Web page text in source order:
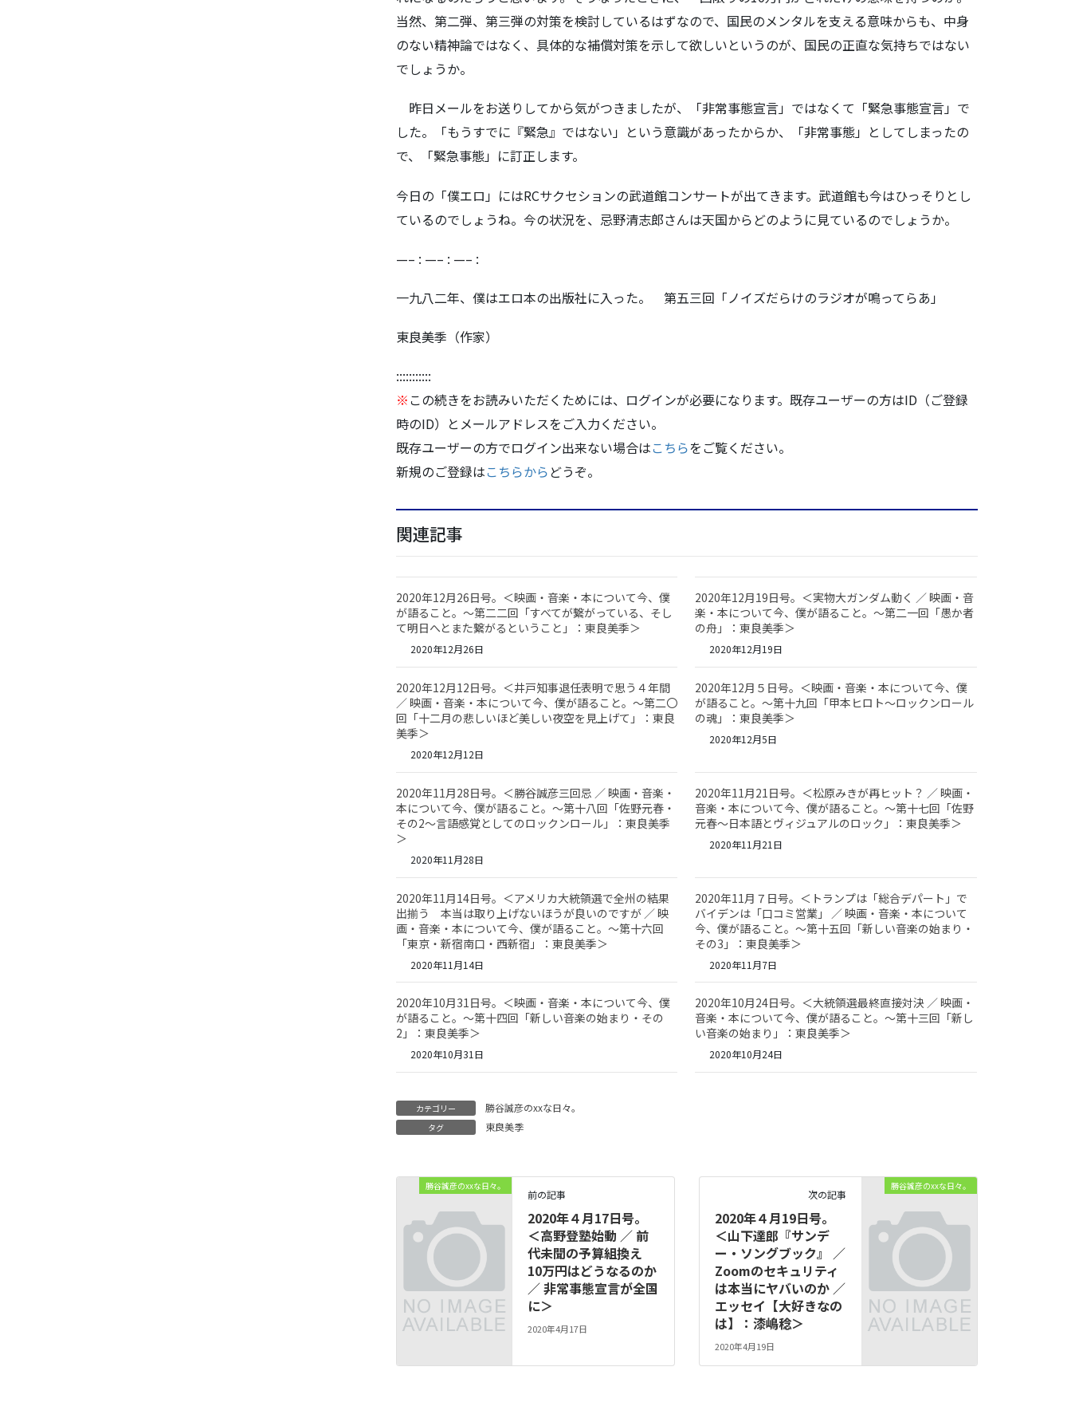
当然、第二弾、第三弾の対策を検討しているはずなので、国民のメンタルを支える意味からも、中身
のない精神論ではなく、具体的な補償対策を示して欲しいというのが、国民の正直な気持ちではない
でしょうか。
昨日メールをお送りしてから気がつきましたが、「非常事態宣言」ではなくて「緊急事態宣言」で
した。「もうすでに『緊急』ではない」という意識があったからか、「非常事態」としてしまったの
で、「緊急事態」に訂正します。
今日の「僕エロ」にはRCサクセションの武道館コンサートが出てきます。武道館も今はひっそりとし
ているのでしょうね。今の状況を、忌野清志郎さんは天国からどのように見ているのでしょうか。
—– : —– : —– :
一九八二年、僕はエロ本の出版社に入った。 第五三回「ノイズだらけのラジオが鳴ってらあ」
東良美季（作家）
:::::::::::
※ この続きをお読みいただくためには、ログインが必要になります。既存ユーザーの方はID（ご登録
時のID）とメールアドレスをご入力ください。
既存ユーザーの方でログイン出来ない場合はこちらをご覧ください。
新規のご登録はこちらから どうぞ。
関連記事
2020年12月26日号。＜映画・音楽・本について今、僕
が語ること。～第二二回「すべてが繋がっている、そし
て明日へとまた繋がるということ」：東良美季＞
2020年12月26日
2020年12月19日号。＜実物大ガンダム動く ／ 映画・音
楽・本について今、僕が語ること。～第二一回「愚か者
の舟」：東良美季＞
2020年12月19日
2020年12月12日号。＜井戸知事退任表明で思う４年間
／ 映画・音楽・本について今、僕が語ること。～第二〇
回「十二月の悲しいほど美しい夜空を見上げて」：東良
美季＞
2020年12月12日
2020年12月５日号。＜映画・音楽・本について今、僕
が語ること。～第十九回「甲本ヒロト～ロックンロール
の魂」：東良美季＞
2020年12月5日
2020年11月28日号。＜勝谷誠彦三回忌 ／ 映画・音楽・
本について今、僕が語ること。～第十八回「佐野元春・
その2～言語感覚としてのロックンロール」：東良美季
＞
2020年11月28日
2020年11月21日号。＜松原みきが再ヒット？ ／ 映画・
音楽・本について今、僕が語ること。～第十七回「佐野
元春～日本語とヴィジュアルのロック」：東良美季＞
2020年11月21日
2020年11月14日号。＜アメリカ大統領選で全州の結果
出揃う 本当は取り上げないほうが良いのですが ／ 映
画・音楽・本について今、僕が語ること。～第十六回
「東京・新宿南口・西新宿」：東良美季＞
2020年11月14日
2020年11月７日号。＜トランプは「総合デパート」で
バイデンは「口コミ営業」 ／ 映画・音楽・本について
今、僕が語ること。～第十五回「新しい音楽の始まり・
その3」：東良美季＞
2020年11月7日
2020年10月31日号。＜映画・音楽・本について今、僕
が語ること。～第十四回「新しい音楽の始まり・その
2」：東良美季＞
2020年10月31日
2020年10月24日号。＜大統領選最終直接対決 ／ 映画・
音楽・本について今、僕が語ること。～第十三回「新し
い音楽の始まり」：東良美季＞
2020年10月24日
カテゴリー 勝谷誠彦のxxな日々。
タグ 東良美季
勝谷誠彦のxxな日々。
前の記事
2020年４月17日号。
＜高野登塾始動 ／ 前
代未聞の予算組換え
10万円はどうなるのか
／ 非常事態宣言が全国
に＞
2020年4月17日
勝谷誠彦のxxな日々。
次の記事
2020年４月19日号。
＜山下達郎『サンデ
ー・ソングブック』 ／
Zoomのセキュリティ
は本当にヤバいのか ／
エッセイ【大好きなの
は】：漆嶋稔＞
2020年4月19日